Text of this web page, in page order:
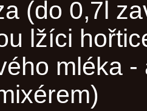
(do 0,7l
lžíci
mléka